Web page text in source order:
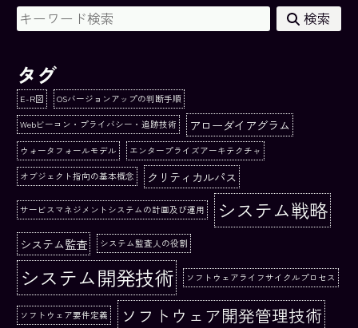
検索
タグ
E-R図 OSバージョンアップの判断手順
Webビーコン・プライバシー・追跡技術 アローダイアグラム
ウォータフォールモデル エンタープライズアーキテクチャ
オブジェクト指向の基本概念 クリティカルパス
サービスマネジメントシステムの計画及び運用 システム戦略
システム監査 システム監査人の役割
システム開発技術 ソフトウェアライフサイクルプロセス
ソフトウェア要件定義 ソフトウェア開発管理技術